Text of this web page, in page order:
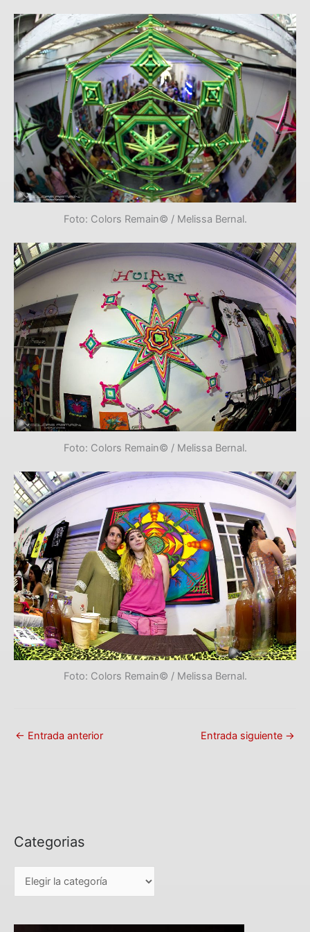
Foto: Colors Remain© / Melissa Bernal.
Foto: Colors Remain© / Melissa Bernal.
Foto: Colors Remain© / Melissa Bernal.
← Entrada anterior Entrada siguiente →
Categorias
C